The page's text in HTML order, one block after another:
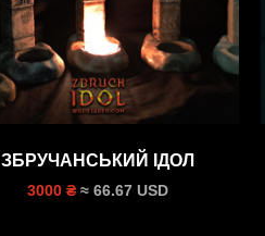
ЗБРУЧАНСЬКИЙ ІДОЛ
3000 ₴ ≈ 66.67 USD